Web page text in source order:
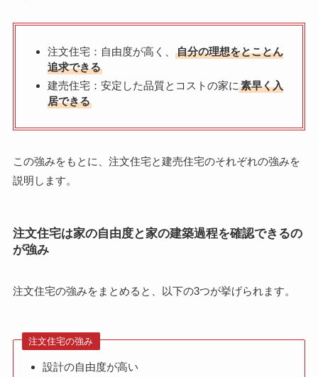
注文住宅：自由度が高く、
自分の理想をとことん
追求できる
建売住宅：安定した品質とコストの家に 素早く入
居できる
この強みをもとに、注文住宅と建売住宅のそれぞれの強みを
説明します。
注文住宅は家の自由度と家の建築過程を確認できるの
が強み
注文住宅の強みをまとめると、以下の3つが挙げられます。
注文住宅の強み
設計の自由度が高い